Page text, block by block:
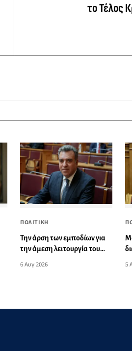
το Τέλος
ΠΟΛΙΤΙΚΗ
Την άρση των εμποδίων για
την άμεση λειτουργία του
στην Κάσο, ζητά ο Μάνος
6 Αυγ 2026 5